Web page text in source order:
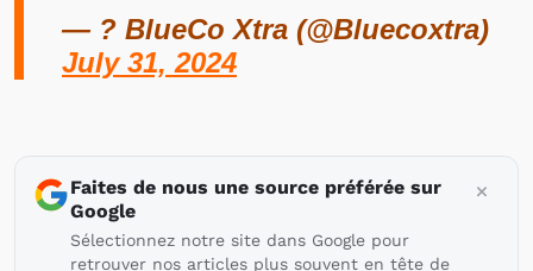
— ? BlueCo Xtra (@Bluecoxtra)
July 31, 2024
Faites de nous une source préférée sur
Google
Sélectionnez notre site dans Google pour
retrouver nos articles plus souvent en tête de